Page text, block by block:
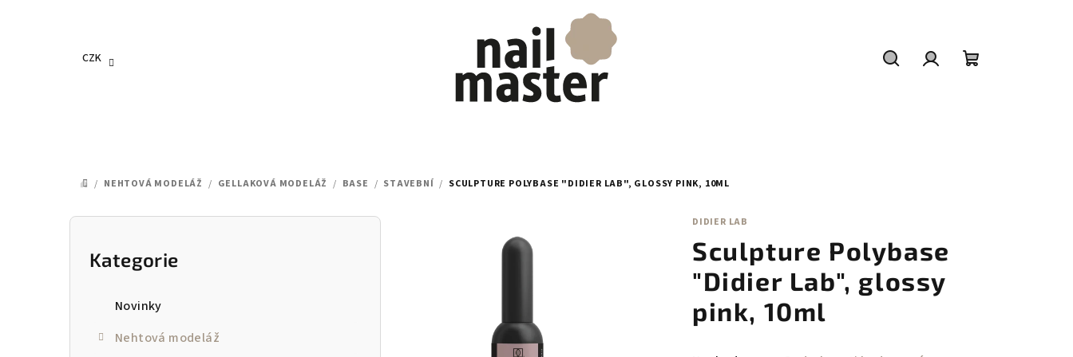
CZK
DOMŮ
/ NEHTOVÁ MODELÁŽ / GELLAKOVÁ MODELÁŽ / BASE / STAVEBNÍ / SCULPTURE POLYBASE "DIDIER LAB", GLOSSY PINK, 10ML
P
Přeskočit
kategorie
Kategorie
Novinky
Nehtová modeláž
DIDIER LAB
Sculpture Polybase
"Didier Lab", glossy
pink, 10ml